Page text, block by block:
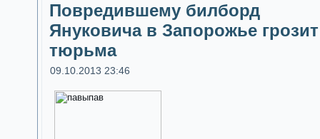
Повредившему билборд
Януковича в Запорожье грозит
тюрьма
09.10.2013 23:46